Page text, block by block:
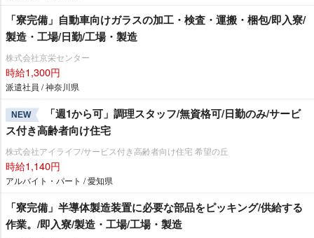
「寮完備」自動車向けガラスの加工・検査・運搬・梱包/即入寮/
製造・工場/日勤/工場・製造
株式会社京栄センター
時給1,300円
派遣社員 / 神奈川県
NEW
「週1から可」調理スタッフ/無資格可/日勤のみ/サービ
ス付き高齢者向け住宅
株式会社アイライフ/サービス付き高齢者向け住宅 希望の丘
時給1,140円
アルバイト・パート / 愛知県
「寮完備」半導体製造装置に必要な部品をピッキング/供給する
作業。/即入寮/製造・工場/工場・製造